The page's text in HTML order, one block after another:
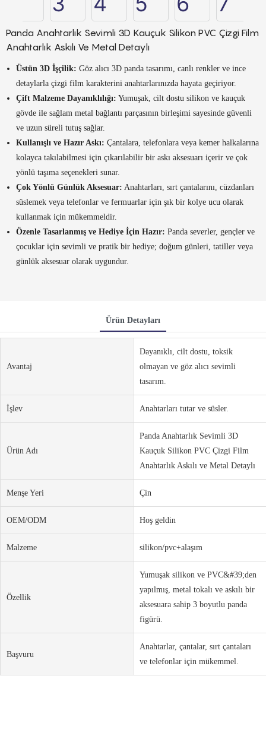
Panda Anahtarlık Sevimli 3D Kauçuk Silikon PVC Çizgi Film
Anahtarlık Askılı Ve Metal Detaylı
Üstün 3D İşçilik: Göz alıcı 3D panda tasarımı, canlı renkler ve ince
detaylarla çizgi film karakterini anahtarlarınızda hayata geçiriyor.
Çift Malzeme Dayanıklılığı: Yumuşak, cilt dostu silikon ve kauçuk
gövde ile sağlam metal bağlantı parçasının birleşimi sayesinde güvenli
ve uzun süreli tutuş sağlar.
Kullanışlı ve Hazır Askı: Çantalara, telefonlara veya kemer halkalarına
kolayca takılabilmesi için çıkarılabilir bir askı aksesuarı içerir ve çok
yönlü taşıma seçenekleri sunar.
Çok Yönlü Günlük Aksesuar: Anahtarları, sırt çantalarını, cüzdanları
süslemek veya telefonlar ve fermuarlar için şık bir kolye ucu olarak
kullanmak için mükemmeldir.
Özenle Tasarlanmış ve Hediye İçin Hazır: Panda severler, gençler ve
çocuklar için sevimli ve pratik bir hediye; doğum günleri, tatiller veya
günlük aksesuar olarak uygundur.
Ürün Detayları
Avantaj
Dayanıklı, cilt dostu, toksik
olmayan ve göz alıcı sevimli
tasarım.
İşlev Anahtarları tutar ve süsler.
Ürün Adı
Panda Anahtarlık Sevimli 3D
Kauçuk Silikon PVC Çizgi Film
Anahtarlık Askılı ve Metal Detaylı
Menşe Yeri Çin
OEM/ODM Hoş geldin
Malzeme silikon/pvc+alaşım
Özellik
Yumuşak silikon ve PVC&#39;den
yapılmış, metal tokalı ve askılı bir
aksesuara sahip 3 boyutlu panda
figürü.
Başvuru
Anahtarlar, çantalar, sırt çantaları
ve telefonlar için mükemmel.